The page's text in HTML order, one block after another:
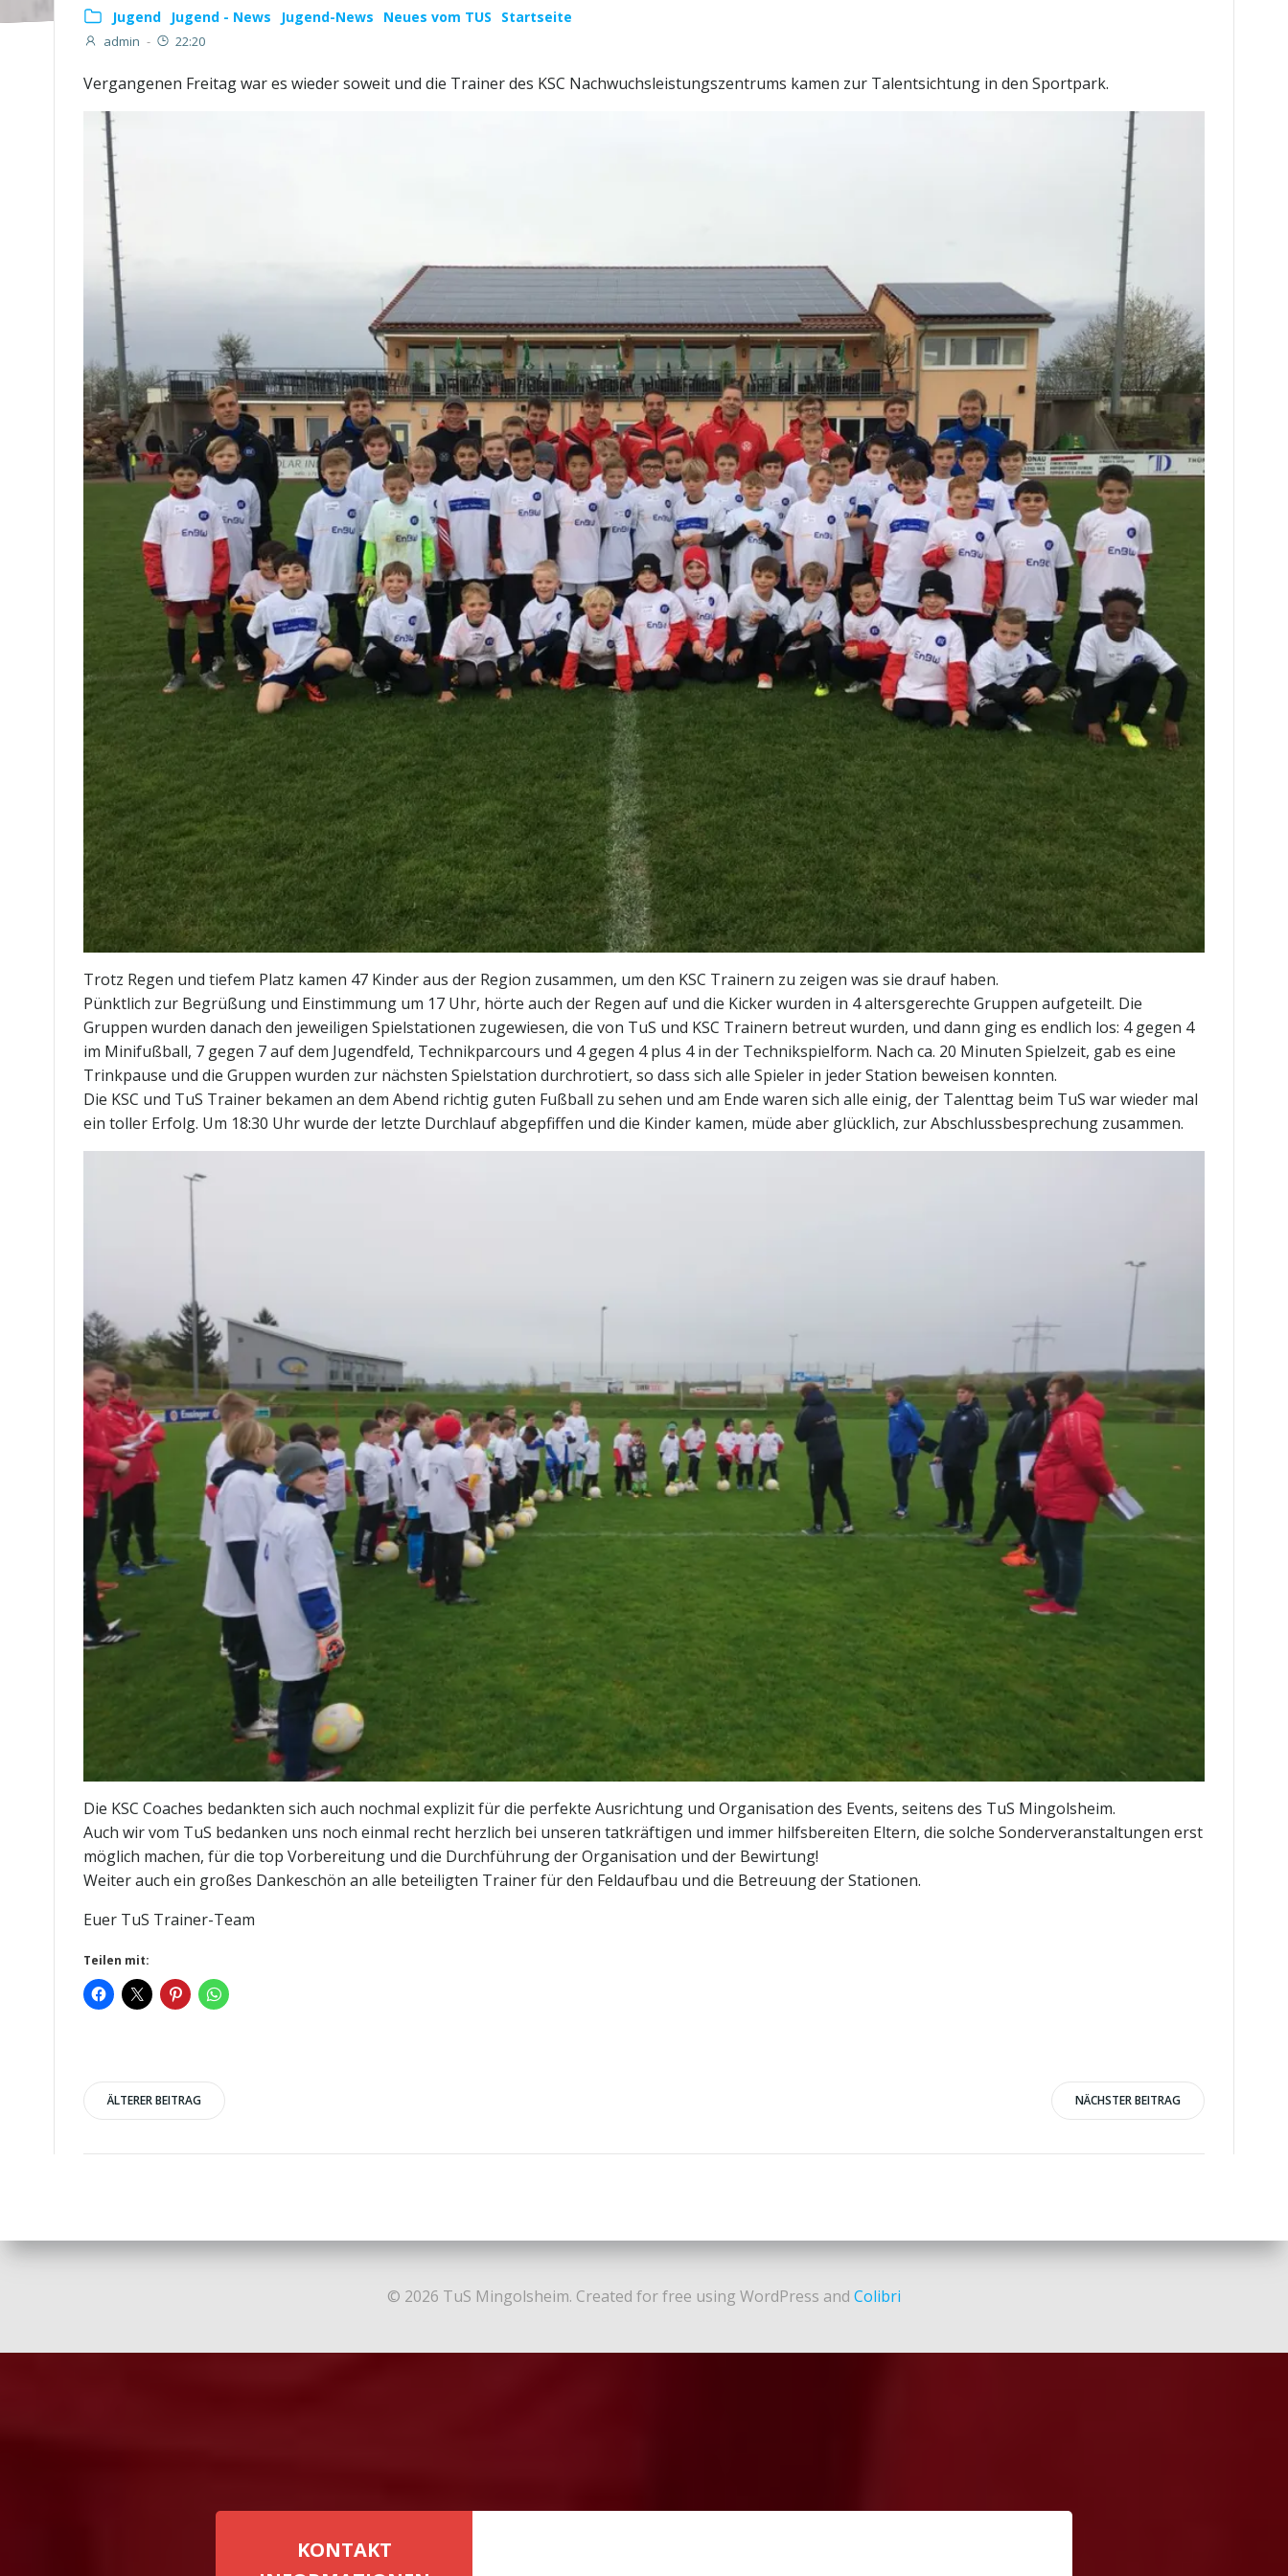
Jugend Jugend - News Jugend-News Neues vom TUS Startseite
admin - 22:20
Vergangenen Freitag war es wieder soweit und die Trainer des KSC Nachwuchsleistungszentrums kamen zur Talentsichtung in den Sportpark.
Trotz Regen und tiefem Platz kamen 47 Kinder aus der Region zusammen, um den KSC Trainern zu zeigen was sie drauf haben.
Pünktlich zur Begrüßung und Einstimmung um 17 Uhr, hörte auch der Regen auf und die Kicker wurden in 4 altersgerechte Gruppen aufgeteilt. Die
Gruppen wurden danach den jeweiligen Spielstationen zugewiesen, die von TuS und KSC Trainern betreut wurden, und dann ging es endlich los: 4 gegen 4
im Minifußball, 7 gegen 7 auf dem Jugendfeld, Technikparcours und 4 gegen 4 plus 4 in der Technikspielform. Nach ca. 20 Minuten Spielzeit, gab es eine
Trinkpause und die Gruppen wurden zur nächsten Spielstation durchrotiert, so dass sich alle Spieler in jeder Station beweisen konnten.
Die KSC und TuS Trainer bekamen an dem Abend richtig guten Fußball zu sehen und am Ende waren sich alle einig, der Talenttag beim TuS war wieder mal
ein toller Erfolg. Um 18:30 Uhr wurde der letzte Durchlauf abgepfiffen und die Kinder kamen, müde aber glücklich, zur Abschlussbesprechung zusammen.
Die KSC Coaches bedankten sich auch nochmal explizit für die perfekte Ausrichtung und Organisation des Events, seitens des TuS Mingolsheim.
Auch wir vom TuS bedanken uns noch einmal recht herzlich bei unseren tatkräftigen und immer hilfsbereiten Eltern, die solche Sonderveranstaltungen erst
möglich machen, für die top Vorbereitung und die Durchführung der Organisation und der Bewirtung!
Weiter auch ein großes Dankeschön an alle beteiligten Trainer für den Feldaufbau und die Betreuung der Stationen.
Euer TuS Trainer-Team
Teilen mit:
Post
navigation
ÄLTERER BEITRAG
navigation
NÄCHSTER BEITRAG
© 2026 TuS Mingolsheim. Created for free using WordPress and Colibri
KONTAKT